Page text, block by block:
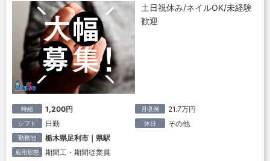
土日祝休み/ネイルOK/未経験
歓迎
時給 1,200円 月収例 21.7万円
シフト 日勤 休日 その他
勤務地 栃木県足利市｜県駅
雇用形態 期間工・期間従業員